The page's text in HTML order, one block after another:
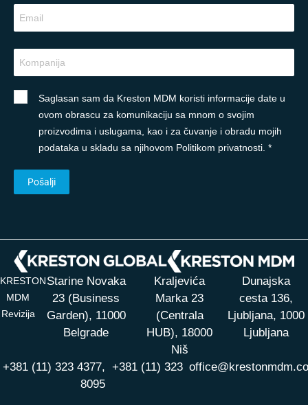
Saglasan sam da Kreston MDM koristi informacije date u
ovom obrascu za komunikaciju sa mnom o svojim
proizvodima i uslugama, kao i za čuvanje i obradu mojih
podataka u skladu sa njihovom Politikom privatnosti. *
KRESTON
MDM
Revizija
Starine Novaka
23 (Business
Garden), 11000
Belgrade
Kraljevića
Marka 23
(Centrala
HUB), 18000
Niš
Dunajska
cesta 136,
Ljubljana, 1000
Ljubljana
+381 (11) 323 4377,+381 (11) 323
8095